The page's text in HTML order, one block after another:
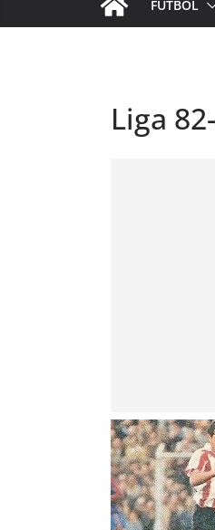
FÚTBOL
Liga